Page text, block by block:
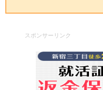
スポンサーリンク